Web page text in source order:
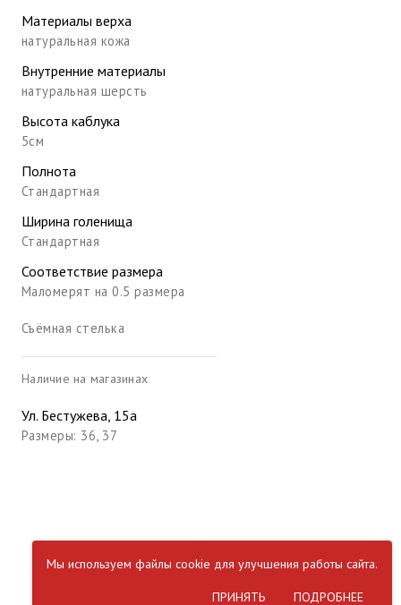
Материалы верха
натуральная кожа
Внутренние материалы
натуральная шерсть
Высота каблука
5см
Полнота
Стандартная
Ширина голенища
Стандартная
Соответствие размера
Маломерят на 0.5 размера
Съёмная стелька
Наличие на магазинах
Ул. Бестужева, 15а
Размеры: 36, 37
Мы используем файлы cookie для улучшения работы сайта.
ПРИНЯТЬ ПОДРОБНЕЕ